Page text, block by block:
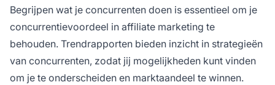
Begrijpen wat je concurrenten doen is essentieel om je
concurrentievoordeel in affiliate marketing te
behouden. Trendrapporten bieden inzicht in strategieën
van concurrenten, zodat jij mogelijkheden kunt vinden
om je te onderscheiden en marktaandeel te winnen.